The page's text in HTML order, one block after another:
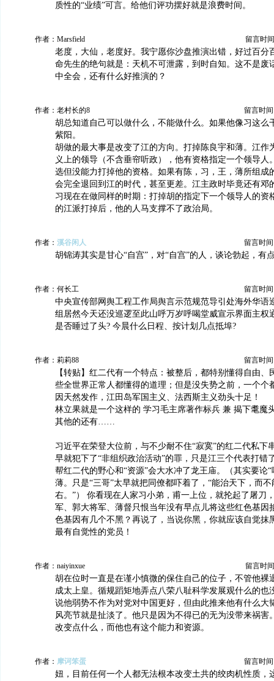
质性的“业绩”可言。给他们评功摆好就是浪费时间。
作者：Marsfield 留言时
老度，大仙，老度好。我宁愿你沙盘推演出错，好过百分
命先生的绝句就是：天机不可泄露，到时自知。这不是废
中全会，还有什么好推演的？
作者：老村长的8 留言时间
胡总知道自己可以做什么，不能做什么。如果他像习这么
紫阳。
胡做的最大事是改变了江的方向。打掉陈良宇和薄。江作
义上的领导（不含垂帘听政），他有资格指定一个领导人
选但没能力打掉他的资格。如果有陈，习，王，薄所组成
会完全退回到江的时代，甚至更差。江主政时毕竟还有邓
习现在在做同样的时期：打掉胡的指定下一个领导人的资
的江派打掉后，他的人马支撑不了政治局。
作者： 溪谷闲人 留言时间
胡锦涛其实是甘心“自宫”，对“自宫”的人，谈论勃起，有
作者：何长工 留言时间
中央宣传部网舆工程工作局舆言示范规范导引处海外华语
组居然今天还没巡逻至此山呼万岁呼喝堂威宣示界面主权
是否睡过了头? 今晨什么日程、按计划几点抵埠?
作者：莉莉88 留言时间
【转贴】红二代有一个特点：被整后，都特别懂得自由、
些全世界正常人都懂得的道理；但是没失势之前，一个个
因天然发作，江田岛军国主义、法西斯主义劲头十足！
林立果就是一个这样的 学习毛主席著作标兵 兼 揭下耄魔
其他的还有……
习近平在荣登大位前，与不少耐不住“寂寞”的红二代私下
早就犯下了“非组织政治活动”的罪，只是江三个代表打错
帮红二代的野心和“资源”会大水冲了龙王庙。（其实要论
薄。只是“三哥”太早就把同僚都吓着了，“能治天下，而
右。”） 你看现在人家习小弟，甫一上位，就抡起了屠刀
军、郭大将军、薄督只恨当年没有早点儿将这些红色基因
色基因有几个不黑？再说了，当说你黑，你就应该自觉抹
最有自觉性的党员！
作者：naiyinxue 留言时
胡在位时一直是在谨小慎微的保住自己的位子，不管他裸
成太上皇。循规蹈矩地弄点八荣八耻科学发展观什么的也
说他弱势不作为对党对中国更好，但由此推来他有什么大
风亮节就是扯淡了。他只是因为不得已的无为没带来祸害
改变点什么，而他也有这个能力和资源。
作者： 摩诃笨蛋 留言时间
妞，目前任何一个人都无法根本改变土共的绞肉机性质，